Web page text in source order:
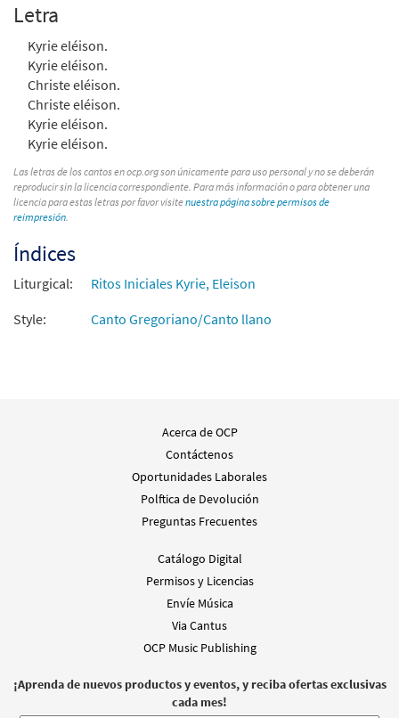
Kyrie [Letra y Acordes – Descargue]
from Flor y Canto tercera edición
$2.15 30112001
Agregar al carrito
Letra
Kyrie eléison.
Kyrie eléison.
Christe eléison.
Christe eléison.
Kyrie eléison.
Kyrie eléison.
Las letras de los cantos en ocp.org son únicamente para uso personal y no se deberán
reproducir sin la licencia correspondiente. Para más información o para obtener una
licencia para estas letras por favor visitenuestra página sobre permisos de
reimpresión.
Índices
Liturgical:
Ritos Iniciales Kyrie, Eleison
Style:
Canto Gregoriano/Canto llano
Acerca de OCP
Contáctenos
Oportunidades Laborales
Polftica de Devolución
Preguntas Frecuentes
Catálogo Digital
Permisos y Licencias
Envíe Música
Via Cantus
OCP Music Publishing
¡Aprenda de nuevos productos y eventos, y reciba ofertas exclusivas
cada mes!